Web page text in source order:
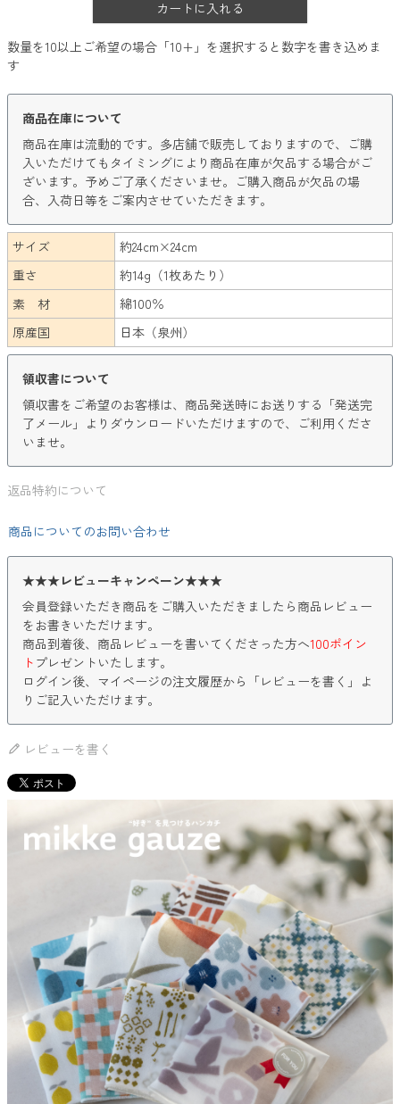
カートに入れる
数量を10以上ご希望の場合「10+」を選択すると数字を書き込めま
す
商品在庫について
商品在庫は流動的です。多店舗で販売しておりますので、ご購
入いただけてもタイミングにより商品在庫が欠品する場合がご
ざいます。予めご了承くださいませ。ご購入商品が欠品の場
合、入荷日等をご案内させていただきます。
サイズ
約24cm×24cm
重さ
約14g（1枚あたり）
素 材
綿100％
原産国
日本（泉州）
領収書について
領収書をご希望のお客様は、商品発送時にお送りする「発送完
了メール」よりダウンロードいただけますので、ご利用くださ
いませ。
返品特約について
商品についてのお問い合わせ
★★★レビューキャンペーン★★★
会員登録いただき商品をご購入いただきましたら商品レビュー
をお書きいただけます。
商品到着後、商品レビューを書いてくださった方へ100ポイン
ト プレゼントいたします。
ログイン後、マイページの注文履歴から「レビューを書く」よ
りご記入いただけます。
レビューを書く